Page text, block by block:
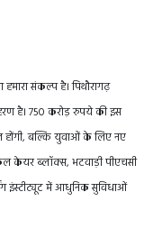
संकल्प है। पिथौरागढ़
है। 750 करोड़ रुपये की इस
होंगी, बल्कि युवाओं के लिए नए
केयर ब्लॉक्स, भटवाड़ी पीएचसी
इंस्टीट्यूट में आधुनिक सुविधाओं